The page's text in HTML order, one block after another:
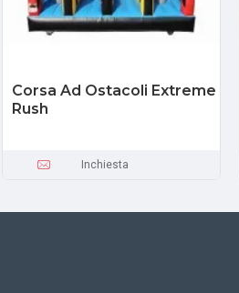
Corsa Ad Ostacoli Extreme
Rush
Inchiesta